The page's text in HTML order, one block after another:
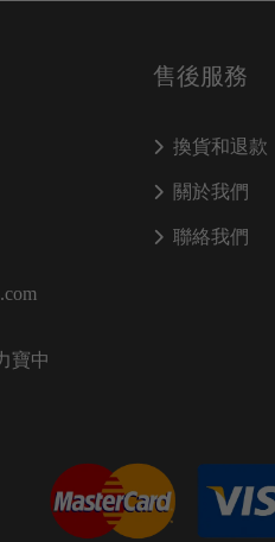
寶中
售後服務
換貨和退款
關於我們
聯絡我們